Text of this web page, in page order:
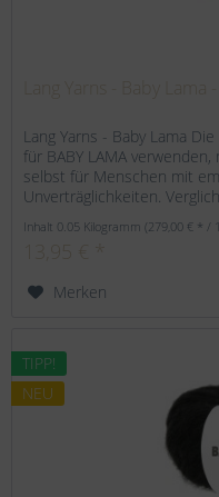
Lang Yarns - Baby Lama
für BABY LAMA
selbst für Menschen mit
Unverträglichkeiten.
Inhalt 0.05 Kilogramm(279,00 € * /
Merken
TIPP!
NEU